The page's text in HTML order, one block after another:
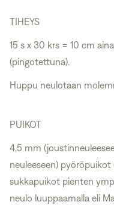
TIHEYS
15 s x 30 krs = 10 cm
(pingotettuna).
Huppu neulotaan
PUIKOT
4,5 mm
neuleeseen)
sukkapuikot pienten
neulo luuppaamalla eli